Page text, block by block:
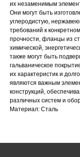
их незаменимым
Они могут быть
углеродистую,
требований к
прочности, фланцы из
химической,
также могут быть
гальваническое
их характеристик и
являются важным
конструкций,
различных систем и
Материал: Сталь